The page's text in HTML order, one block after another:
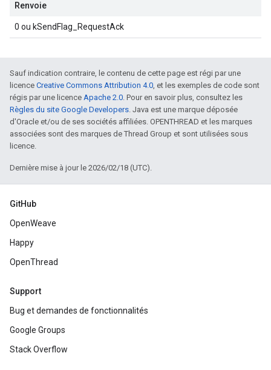
Renvoie
0 ou kSendFlag_RequestAck
Sauf indication contraire, le contenu de cette page est régi par une
licence Creative Commons Attribution 4.0, et les exemples de code sont
régis par une licence Apache 2.0. Pour en savoir plus, consultez les
Règles du site Google Developers. Java est une marque déposée
d'Oracle et/ou de ses sociétés affiliées. OPENTHREAD et les marques
associées sont des marques de Thread Group et sont utilisées sous
licence.
Dernière mise à jour le 2026/02/18 (UTC).
GitHub
OpenWeave
Happy
OpenThread
Support
Bug et demandes de fonctionnalités
Google Groups
Stack Overflow